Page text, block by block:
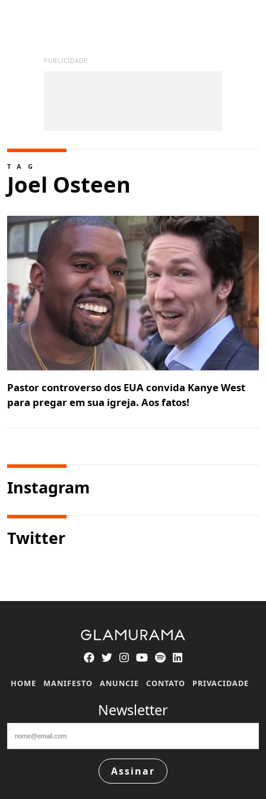
PUBLICIDADE
TAG
Joel Osteen
Pastor controverso dos EUA convida Kanye West
para pregar em sua igreja. Aos fatos!
Instagram
Twitter
HOME MANIFESTO ANUNCIE CONTATO PRIVACIDADE
Newsletter